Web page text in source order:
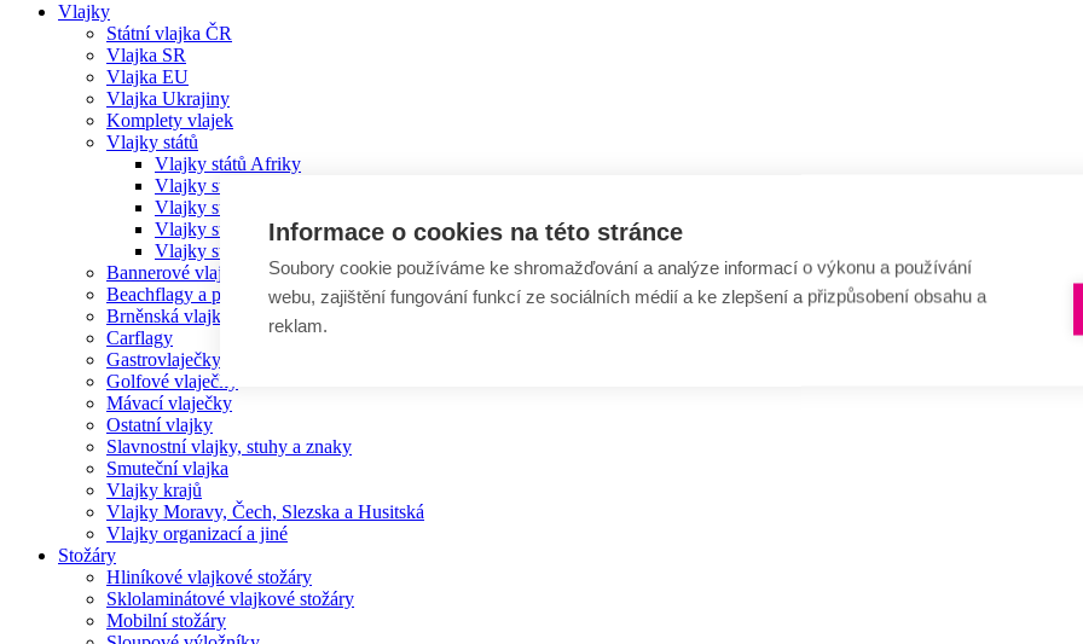
Vlajky
Státní vlajka ČR
Vlajka SR
Vlajka EU
Vlajka Ukrajiny
Komplety vlajek
Vlajky států
Vlajky států Afriky
Vlajky států Ameriky
Vlajky států Asie
Vlajky států Austrálie a Oceánie
Vlajky států Evropy
Bannerové vlajky
Beachflagy a příslušenství
Brněnská vlajka
Carflagy
Gastrovlaječky
Golfové vlaječky
Mávací vlaječky
Ostatní vlajky
Slavnostní vlajky, stuhy a znaky
Smuteční vlajka
Vlajky krajů
Vlajky Moravy, Čech, Slezska a Husitská
Vlajky organizací a jiné
Stožáry
Hliníkové vlajkové stožáry
Sklolaminátové vlajkové stožáry
Mobilní stožáry
Informace o cookies na této stránce
Soubory cookie používáme ke shromažďování a analýze informací o výkonu a používání
webu, zajištění fungování funkcí ze sociálních médií a ke zlepšení a přizpůsobení obsahu a
reklam.